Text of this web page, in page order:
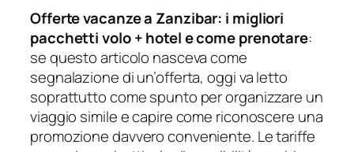
Offerte vacanze a Zanzibar: i migliori
pacchetti volo + hotel e come prenotare:
se questo articolo nasceva come
segnalazione di un’offerta, oggi va letto
soprattutto come spunto per organizzare un
viaggio simile e capire come riconoscere una
promozione davvero conveniente. Le tariffe